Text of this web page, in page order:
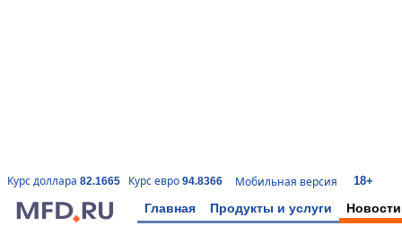
Курс доллара 82.1665 Курс евро 94.8366 Мобильная версия 18+
Главная Продукты и услуги Новости